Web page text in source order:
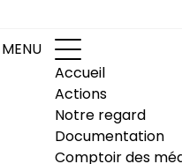
MENU
Accueil
Actions
Notre regard
Documentation
Comptoir des